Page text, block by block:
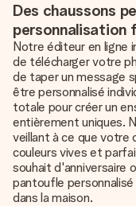
Des chaussons
personnalisation
Notre éditeur en ligne
de télécharger votre
de taper un message
être personnalisé
totale pour créer un
entièrement uniques.
veillant à ce que votre
couleurs vives et
souhait d'anniversaire
pantoufle
dans la maison.